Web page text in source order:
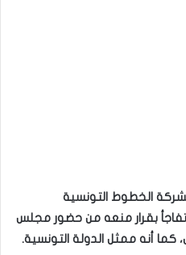
لشركة الخطوط التونسية
تفاجأ بقرار منعه من حضور مجلس
أنه ممثل الدولة التونسية.